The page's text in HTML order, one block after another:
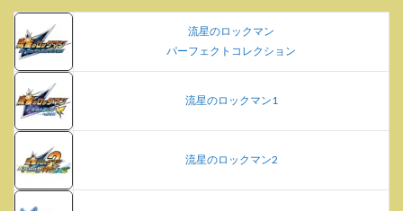
流星のロックマン
パーフェクトコレクション
流星のロックマン1
流星のロックマン2